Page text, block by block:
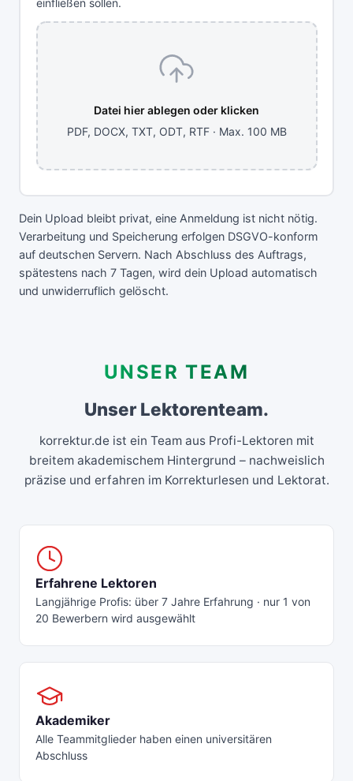
Datei hier ablegen oder klicken
PDF, DOCX, TXT, ODT, RTF · Max. 100 MB
Dein Upload bleibt privat, eine Anmeldung ist nicht nötig.
Verarbeitung und Speicherung erfolgen DSGVO-konform
auf deutschen Servern. Nach Abschluss des Auftrags,
spätestens nach 7 Tagen, wird dein Upload automatisch
und unwiderruflich gelöscht.
UNSER TEAM
Unser Lektorenteam.
korrektur.de ist ein Team aus Profi-Lektoren mit
breitem akademischem Hintergrund – nachweislich
präzise und erfahren im Korrekturlesen und Lektorat.
Erfahrene Lektoren
Langjährige Profis: über 7 Jahre Erfahrung · nur 1 von
20 Bewerbern wird ausgewählt
Akademiker
Alle Teammitglieder haben einen universitären
Abschluss